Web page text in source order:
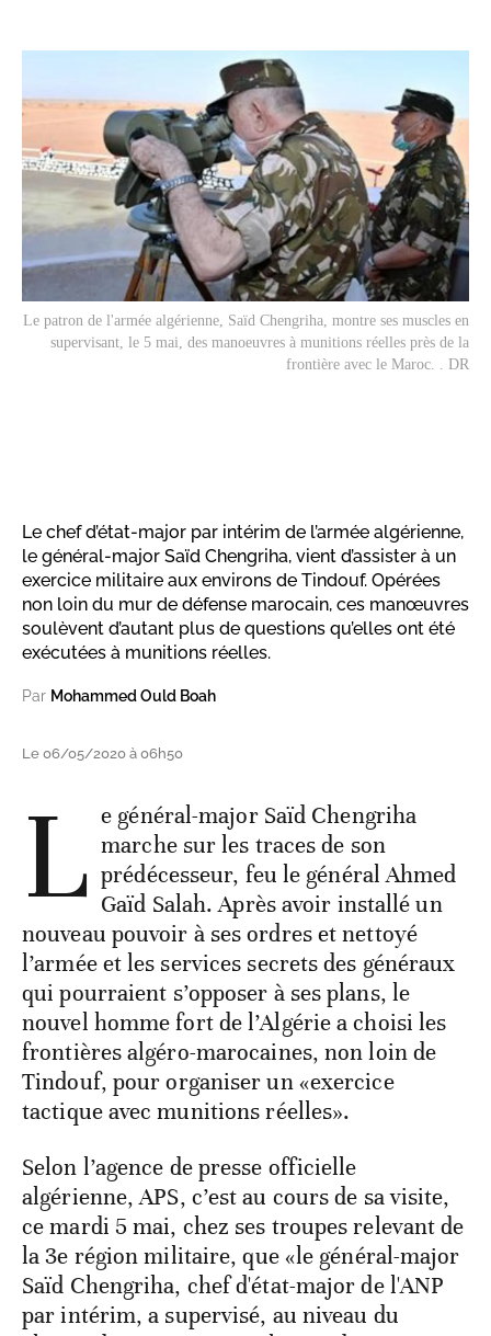
Le patron de l'armée algérienne, Saïd Chengriha, montre ses muscles en
supervisant, le 5 mai, des manoeuvres à munitions réelles près de la
frontière avec le Maroc. . DR
Le chef d’état-major par intérim de l’armée algérienne,
le général-major Saïd Chengriha, vient d’assister à un
exercice militaire aux environs de Tindouf. Opérées
non loin du mur de défense marocain, ces manœuvres
soulèvent d’autant plus de questions qu’elles ont été
exécutées à munitions réelles.
Par Mohammed Ould Boah
Le 06/05/2020 à 06h50
L e général-major Saïd Chengriha
marche sur les traces de son
prédécesseur, feu le général Ahmed
Gaïd Salah. Après avoir installé un
nouveau pouvoir à ses ordres et nettoyé
l’armée et les services secrets des généraux
qui pourraient s’opposer à ses plans, le
nouvel homme fort de l’Algérie a choisi les
frontières algéro-marocaines, non loin de
Tindouf, pour organiser un «exercice
tactique avec munitions réelles».
Selon l’agence de presse officielle
algérienne, APS, c’est au cours de sa visite,
ce mardi 5 mai, chez ses troupes relevant de
la 3e région militaire, que «le général-major
Saïd Chengriha, chef d'état-major de l'ANP
par intérim, a supervisé, au niveau du